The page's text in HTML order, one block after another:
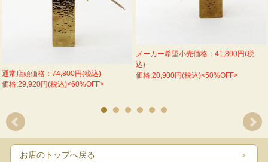
サイズ
除く
通常店頭価格：74,800円(税込)
価格:29,920円(税込)<60%OFF>
メーカー希望小売価格：41,800円(税
込)
価格:20,900円(税込)<50%OFF>
お店のトップへ戻る